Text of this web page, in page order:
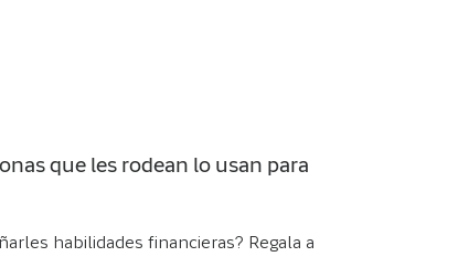
que les rodean lo usan para
habilidades financieras? Regala a